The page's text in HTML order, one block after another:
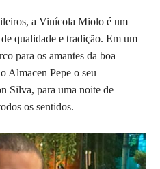
a Vinícola Miolo é um
qualidade e tradição. Em um
para os amantes da boa
Almacen Pepe o seu
Silva, para uma noite de
os sentidos.